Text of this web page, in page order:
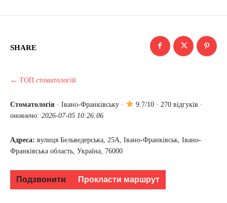
SHARE
← ТОП стоматологій
Стоматологія · Івано-Франківську ·
9.7/10 · 270 відгуків ·
оновлено: 2026-07-05 10:26:06
Адреса: вулиця Бельведерська, 25А, Івано-Франківськ, Івано-
Франківська область, Україна, 76000
Подзвонити Прокласти маршрут